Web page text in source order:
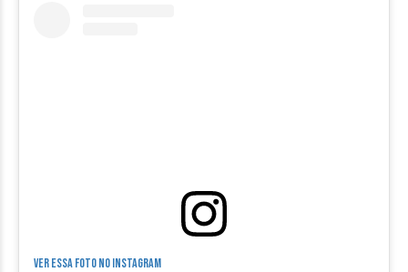
Ver essa foto no Instagram